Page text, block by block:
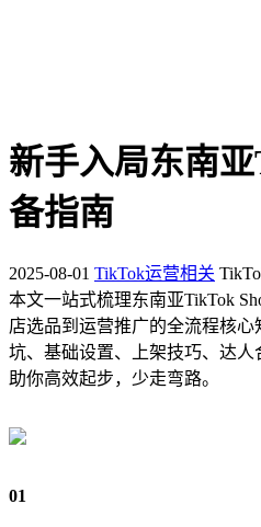
新手入局东南
备指南
2025-08-01 TikTok运营相关
本文一站式梳理东南亚TikTok
店选品到运营推广的全流程核
坑、基础设置、上架技巧、达人
助你高效起步，少走弯路。
01